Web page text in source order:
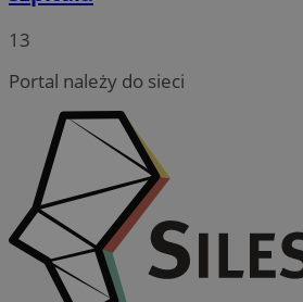
13
Portal należy do sieci